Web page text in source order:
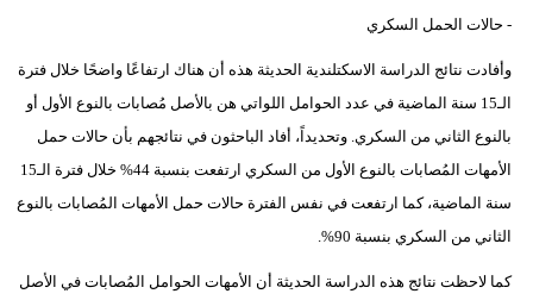
- حالات الحمل السكري
وأفادت نتائج الدراسة الاسكتلندية الحديثة هذه أن هناك ارتفاعًا واضحًا خلال فترة
الـ15 سنة الماضية في عدد الحوامل اللواتي هن بالأصل مُصابات بالنوع الأول أو
بالنوع الثاني من السكري. وتحديداً، أفاد الباحثون في نتائجهم بأن حالات حمل
الأمهات المُصابات بالنوع الأول من السكري ارتفعت بنسبة 44% خلال فترة الـ15
سنة الماضية، كما ارتفعت في نفس الفترة حالات حمل الأمهات المُصابات بالنوع
الثاني من السكري بنسبة 90%.
كما لاحظت نتائج هذه الدراسة الحديثة أن الأمهات الحوامل المُصابات في الأصل